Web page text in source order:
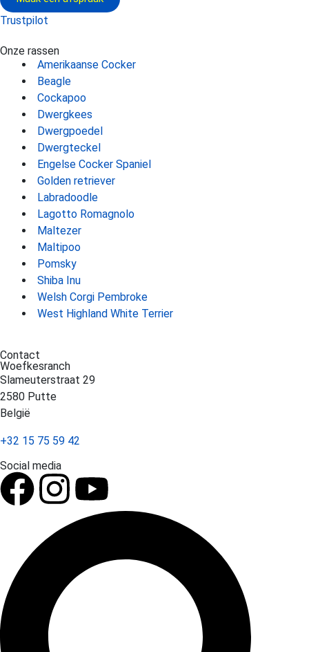
Trustpilot
Onze rassen
Amerikaanse Cocker
Beagle
Cockapoo
Dwergkees
Dwergpoedel
Dwergteckel
Engelse Cocker Spaniel
Golden retriever
Labradoodle
Lagotto Romagnolo
Maltezer
Maltipoo
Pomsky
Shiba Inu
Welsh Corgi Pembroke
West Highland White Terrier
Contact
Woefkesranch
Slameuterstraat 29
2580 Putte
België
+32 15 75 59 42
Social media